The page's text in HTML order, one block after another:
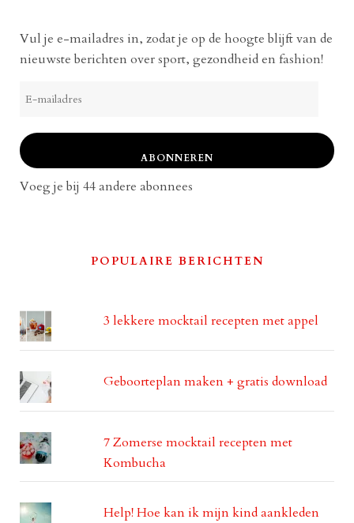
Vul je e-mailadres in, zodat je op de hoogte blijft van de
nieuwste berichten over sport, gezondheid en fashion!
mailadres
ABONNEREN
Voeg je bij 44 andere abonnees
POPULAIRE BERICHTEN
3 lekkere mocktail recepten met appel
Geboorteplan maken + gratis download
7 Zomerse mocktail recepten met
Kombucha
Help! Hoe kan ik mijn kind aankleden